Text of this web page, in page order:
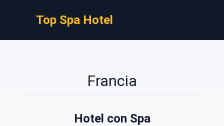
Top Spa Hotel
Francia
Hotel con Spa